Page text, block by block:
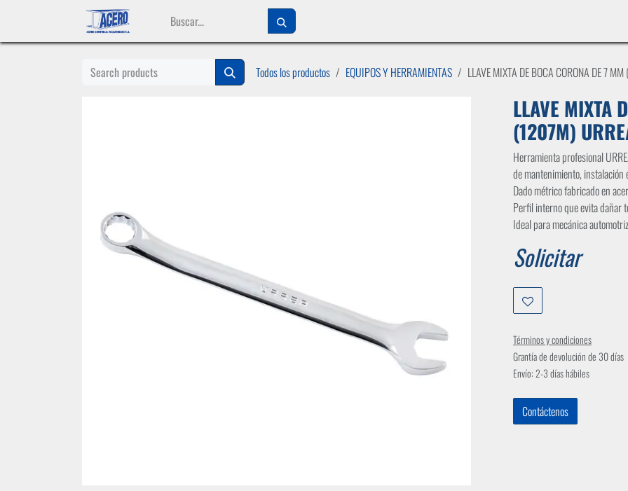
Todos los productos EQUIPOS Y HERRAMIENTAS LLAVE MIXTA DE BOCA CORONA DE 7
LLAVE MIXTA
(1207M)
Herramienta profesional
de mantenimiento,
Dado métrico fabricado en
Perfil interno que evita dañar
Ideal para mecánica
Solicitar
Términos y condiciones
Grantía de devolución de 30 días
Envío: 2-3 días hábiles
Contáctenos